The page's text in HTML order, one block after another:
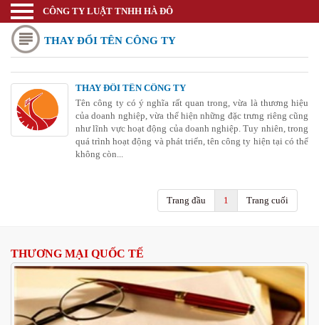
Luật sư
Trang chủ
Thương mại quốc tế
Thành lập doanh nghiệp
Thay đổi đăng ký kinh doanh
Bảo hộ nhãn hiệu
Giấy phép Y tế - Văn Hóa
Thư viện pháp luật
CÔNG TY LUẬT TNHH HÀ ĐÔ
THAY ĐỔI TÊN CÔNG TY
THAY ĐỔI TÊN CÔNG TY
Tên công ty có ý nghĩa rất quan trong, vừa là thương hiệu
của doanh nghiệp, vừa thể hiện những đặc trưng riêng cũng
như lĩnh vực hoạt động của doanh nghiệp. Tuy nhiên, trong
quá trình hoạt động và phát triển, tên công ty hiện tại có thể
không còn...
Trang đầu 1 Trang cuối
THƯƠNG MẠI QUỐC TẾ